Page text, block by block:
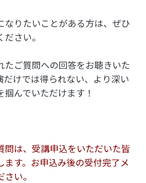
なりたいことがある方は、ぜひ
さい。
たご質問への回答をお聴きいた
だけでは得られない、より深い
んでいただけます！
は、受講申込をいただいた皆
ます。お申込み後の受付完了メ
い。